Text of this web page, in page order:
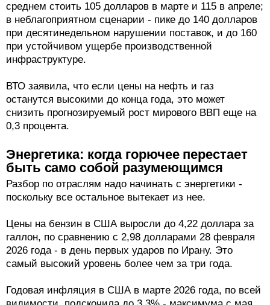
среднем стоить 105 долларов в марте и 115 в апреле;
в неблагоприятном сценарии - пике до 140 долларов
при десятинедельном нарушении поставок, и до 160
при устойчивом ущербе производственной
инфраструктуре.
ВТО заявила, что если цены на нефть и газ
останутся высокими до конца года, это может
снизить прогнозируемый рост мирового ВВП еще на
0,3 процента.
Энергетика: когда горючее перестает
быть само собой разумеющимся
Разбор по отраслям надо начинать с энергетики -
поскольку все остальное вытекает из нее.
Цены на бензин в США выросли до 4,22 доллара за
галлон, по сравнению с 2,98 долларами 28 февраля
2026 года - в день первых ударов по Ирану. Это
самый высокий уровень более чем за три года.
Годовая инфляция в США в марте 2026 года, по всей